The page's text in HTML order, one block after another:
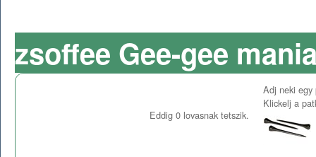
zsoffee Gee-gee
Eddig 0 lovasnak tetszik.
Adj neki
Klickelj a